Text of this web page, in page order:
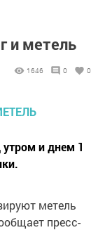
и метель
1646 0 0
и днем 1
метель
пресс-